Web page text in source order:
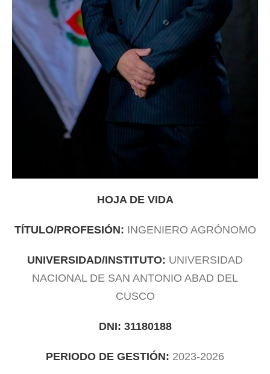
HOJA DE VIDA
TÍTULO/PROFESIÓN: INGENIERO AGRÓNOMO
UNIVERSIDAD/INSTITUTO: UNIVERSIDAD
NACIONAL DE SAN ANTONIO ABAD DEL
CUSCO
DNI: 31180188
PERIODO DE GESTIÓN: 2023-2026